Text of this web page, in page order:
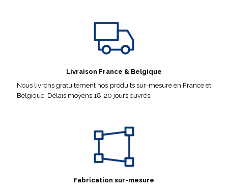
Livraison France & Belgique
Nous livrons gratuitement nos produits sur-mesure en France et
Belgique. Délais moyens 18-20 jours ouvrés.
Fabrication sur-mesure